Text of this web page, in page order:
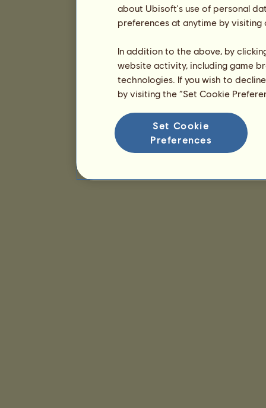
about Ubisoft's use of personal
preferences at anytime by
In addition to the above, by
website activity, including game
technologies. If you wish to
by visiting the “Set Cookie
Set Cookie
Preferences